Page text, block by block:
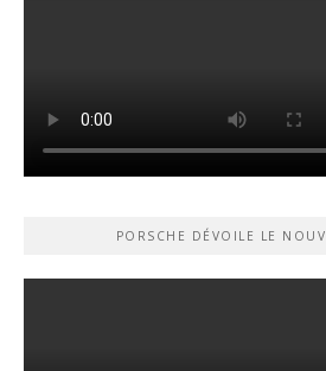
PORSCHE DÉVOILE LE